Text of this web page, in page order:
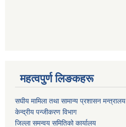
महत्वपुर्ण लिङकहरू
स‌घीय मामिला तथा सामान्य प्रशासन मन्त्रालय
केन्द्रीय पन्जीकरण विभाग
जिल्ला समन्वय समितिको कार्यालय